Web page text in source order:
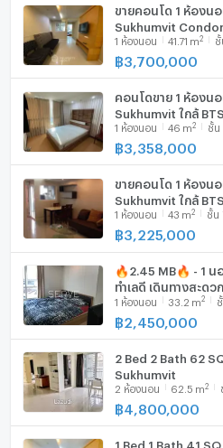
มีอินเตอร์เน็ตไร้สาย (Wi-Fi)
เครื่องซักผ้า
ขายคอนโด 1 ห้องน
Sukhumvit
1315150)
1 ห้องนอน 41.71 m2 ชั้
฿3,700,000
คอนโดขาย 1 ห้องน
Sukhumvit ใกล้
1 ห้องนอน 46 m2 ชั้น
฿3,358,000
ขายคอนโด 1 ห้องน
Sukhumvit ใกล้
1 ห้องนอน 43 m2 ชั้น
฿3,225,000
🔥2.45 MB🔥 - 1 น
ทำเลดี เดินทางสะดว
คอนโด Zenith
1 ห้องนอน 33.2 m2
฿2,450,000
2 Bed 2 Bath 62 SQ.M Zenith
Sukhumvit
2 ห้องนอน 62.5 m2
฿ 4,800,000
1 Bed 1 Bath 41